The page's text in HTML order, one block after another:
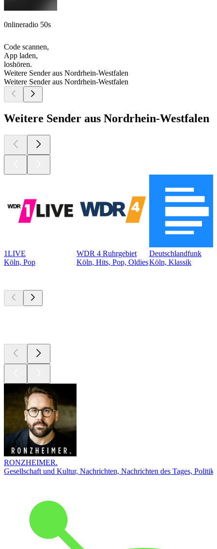
0nlineradio 50s
Code scannen,
App laden,
loshören.
Weitere Sender aus Nordrhein-Westfalen
Weitere Sender aus Nordrhein-Westfalen
Weitere Sender aus Nordrhein-Westfalen
1LIVE
Köln, Pop
WDR 4 Ruhrgebiet
Köln, Hits, Pop, Oldies
Deutschlandfunk
Köln, Klassik
RONZHEIMER.
Gesellschaft und Kultur, Nachrichten, Nachrichten des Tages, Politik